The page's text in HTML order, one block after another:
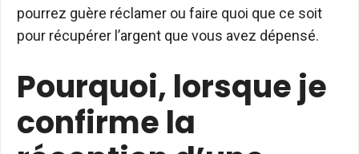
pourrez guère réclamer ou faire quoi que ce soit
pour récupérer l’argent que vous avez dépensé.
Pourquoi, lorsque je
confirme la